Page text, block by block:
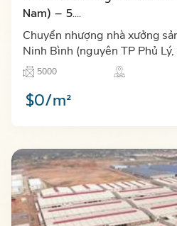
Nam) – 5....
Chuyển nhượng nhà xưởng
Ninh Bình (nguyên TP Phủ
5.000m², sàn 3.771m², hoàn
hồng và hồ sơ pháp lý đầy…
5000
$0/m²